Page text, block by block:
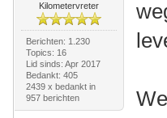
Kilometervreter
Berichten: 1.230
Topics: 16
Lid sinds: Apr 2017
Bedankt: 405
2439 x bedankt in
957 berichten